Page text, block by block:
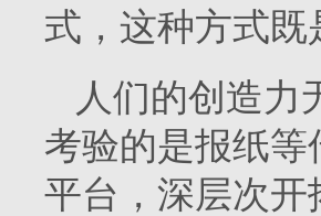
式，这种方式
人们的创造力
考验的是报纸
平台，深层次